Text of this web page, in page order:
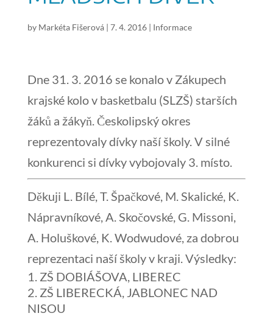
by Markéta Fišerová| 7. 4. 2016| Informace
Dne 31. 3. 2016 se konalo v Zákupech
krajské kolo v basketbalu (SLZŠ) starších
žáků a žákyň. Českolipský okres
reprezentovaly dívky naší školy. V silné
konkurenci si dívky vybojovaly 3. místo.
Děkuji L. Bílé, T. Špačkové, M. Skalické, K.
Nápravníkové, A. Skočovské, G. Missoni,
A. Holuškové, K. Wodwudové, za dobrou
reprezentaci naší školy v kraji. Výsledky:
ZŠ DOBIÁŠOVA, LIBEREC
ZŠ LIBERECKÁ, JABLONEC NAD
NISOU